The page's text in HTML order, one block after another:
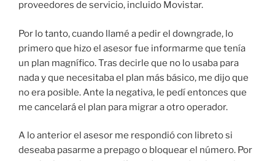
proveedores de servicio, incluido Movistar.
Por lo tanto, cuando llamé a pedir el downgrade, lo
primero que hizo el asesor fue informarme que tenía
un plan magnífico. Tras decirle que no lo usaba para
nada y que necesitaba el plan más básico, me dijo que
no era posible. Ante la negativa, le pedí entonces que
me cancelará el plan para migrar a otro operador.
A lo anterior el asesor me respondió con libreto si
deseaba pasarme a prepago o bloquear el número. Por